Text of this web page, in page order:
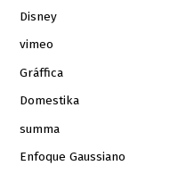
Disney
vimeo
Gráffica
Domestika
summa
Enfoque Gaussiano